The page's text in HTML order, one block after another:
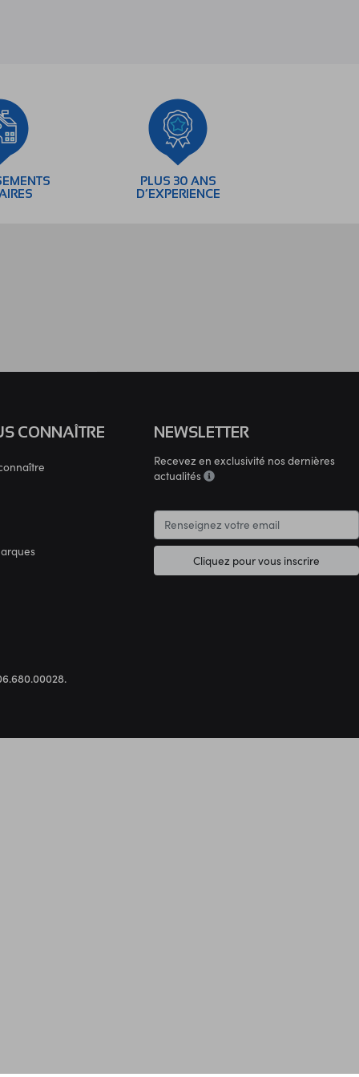
PLUS 30 ANS
D’EXPERIENCE
CONNAÎTRE NEWSLETTER
Recevez en exclusivité nos dernières
actualités
Cliquez pour vous inscrire